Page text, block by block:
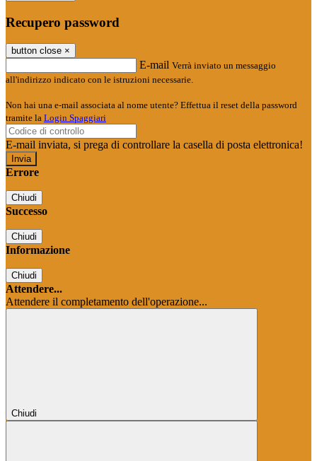
Recupero password
button close ×
E-mail Verrà inviato un messaggio
all'indirizzo indicato con le istruzioni necessarie.
Non hai una e-mail associata al nome utente? Effettua il reset della password
tramite la Login Spaggiari
E-mail inviata, si prega di controllare la casella di posta elettronica!
Errore
Chiudi
Successo
Chiudi
Informazione
Chiudi
Attendere...
Attendere il completamento dell'operazione...
Chiudi